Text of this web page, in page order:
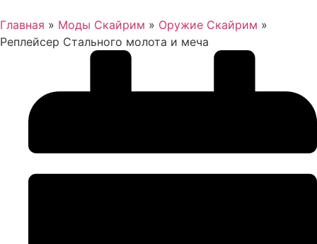
Главная » Моды Скайрим » Оружие Скайрим »
Реплейсер Стального молота и меча